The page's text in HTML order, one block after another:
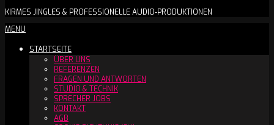
DCW
BOOKINGS™
KIRMES JINGLES & PROFESSIONELLE AUDIO-PRODUKTIONEN
Secondary
Menu
MENU
STARTSEITE
ÜBER UNS
REFERENZEN
FRAGEN UND ANTWORTEN
STUDIO & TECHNIK
SPRECHER JOBS
KONTAKT
AGB